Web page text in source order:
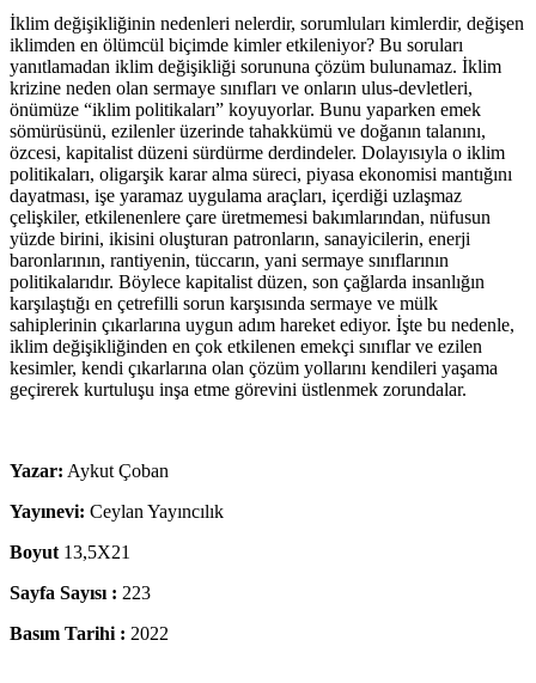
İklim değişikliğinin nedenleri nelerdir, sorumluları kimlerdir, değişen
iklimden en ölümcül biçimde kimler etkileniyor? Bu soruları
yanıtlamadan iklim değişikliği sorununa çözüm bulunamaz. İklim
krizine neden olan sermaye sınıfları ve onların ulus-devletleri,
önümüze “iklim politikaları” koyuyorlar. Bunu yaparken emek
sömürüsünü, ezilenler üzerinde tahakkümü ve doğanın talanını,
özcesi, kapitalist düzeni sürdürme derdindeler. Dolayısıyla o iklim
politikaları, oligarşik karar alma süreci, piyasa ekonomisi mantığını
dayatması, işe yaramaz uygulama araçları, içerdiği uzlaşmaz
çelişkiler, etkilenenlere çare üretmemesi bakımlarından, nüfusun
yüzde birini, ikisini oluşturan patronların, sanayicilerin, enerji
baronlarının, rantiyenin, tüccarın, yani sermaye sınıflarının
politikalarıdır. Böylece kapitalist düzen, son çağlarda insanlığın
karşılaştığı en çetrefilli sorun karşısında sermaye ve mülk
sahiplerinin çıkarlarına uygun adım hareket ediyor. İşte bu nedenle,
iklim değişikliğinden en çok etkilenen emekçi sınıflar ve ezilen
kesimler, kendi çıkarlarına olan çözüm yollarını kendileri yaşama
geçirerek kurtuluşu inşa etme görevini üstlenmek zorundalar.
Yazar: Aykut Çoban
Yayınevi: Ceylan Yayıncılık
Boyut 13,5X21
Sayfa Sayısı : 223
Basım Tarihi : 2022